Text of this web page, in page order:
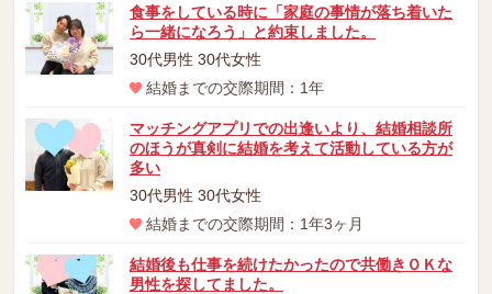
食事をしている時に「家庭の事情が落ち着いた
ら一緒になろう」と約束しました。
30代男性 30代女性
結婚までの交際期間：1年
マッチングアプリでの出逢いより、結婚相談所
のほうが真剣に結婚を考えて活動している方が
多い
30代男性 30代女性
結婚までの交際期間：1年3ヶ月
結婚後も仕事を続けたかったので共働きＯＫな
男性を探してました。